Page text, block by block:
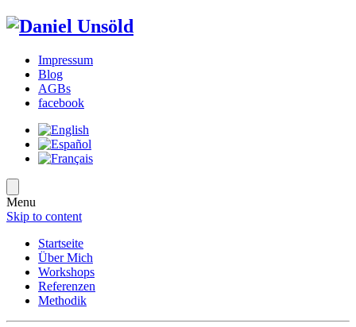
Impressum
Blog
AGBs
facebook
Menu
Skip to content
Startseite
Über Mich
Workshops
Referenzen
Methodik